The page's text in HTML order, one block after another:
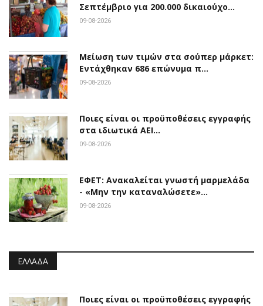
Σεπτέμβριο για 200.000 δικαιούχο…
09-08-2026
Μείωση των τιμών στα σούπερ μάρκετ:
Εντάχθηκαν 686 επώνυμα π…
09-08-2026
Ποιες είναι οι προϋποθέσεις εγγραφής
στα ιδιωτικά ΑΕΙ…
09-08-2026
ΕΦΕΤ: Ανακαλείται γνωστή μαρμελάδα
- «Μην την καταναλώσετε»…
09-08-2026
ΕΛΛΆΔΑ
Ποιες είναι οι προϋποθέσεις εγγραφής